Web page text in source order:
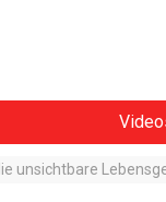
unsichtbare